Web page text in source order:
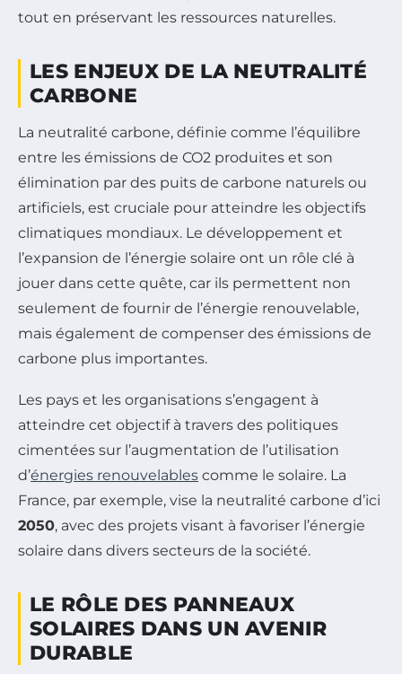
tout en préservant les ressources naturelles.
LES ENJEUX DE LA NEUTRALITÉ
CARBONE
La neutralité carbone, définie comme l’équilibre
entre les émissions de CO2 produites et son
élimination par des puits de carbone naturels ou
artificiels, est cruciale pour atteindre les objectifs
climatiques mondiaux. Le développement et
l’expansion de l’énergie solaire ont un rôle clé à
jouer dans cette quête, car ils permettent non
seulement de fournir de l’énergie renouvelable,
mais également de compenser des émissions de
carbone plus importantes.
Les pays et les organisations s’engagent à
atteindre cet objectif à travers des politiques
cimentées sur l’augmentation de l’utilisation
d’énergies renouvelables comme le solaire. La
France, par exemple, vise la neutralité carbone d’ici
2050, avec des projets visant à favoriser l’énergie
solaire dans divers secteurs de la société.
LE RÔLE DES PANNEAUX
SOLAIRES DANS UN AVENIR
DURABLE